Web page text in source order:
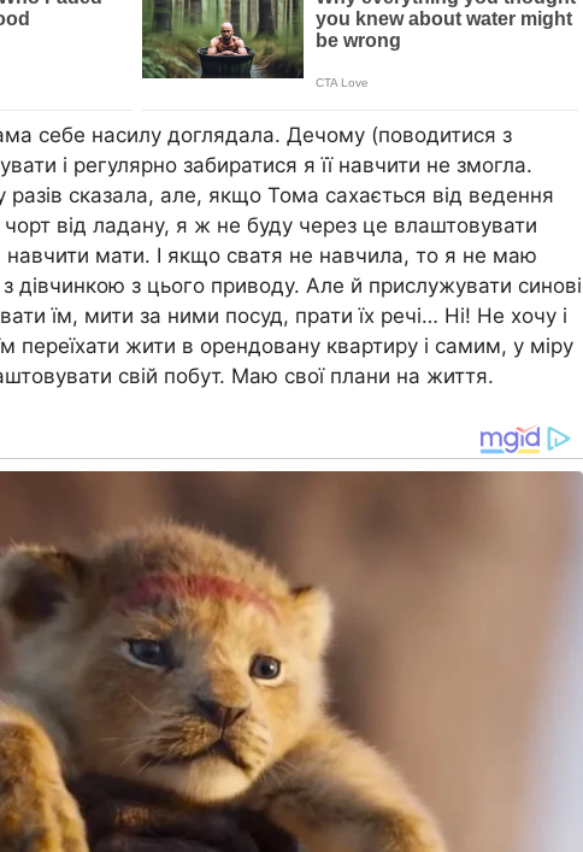
себе насилу доглядала. Дечому (поводитися з
і регулярно забиратися я її навчити не змогла.
сказала, але, якщо Тома сахається від ведення
від ладану, я ж не буду через це влаштовувати
навчити мати. І якщо сватя не навчила, то я не маю
дівчинкою з цього приводу. Але й прислужувати синові
їм, мити за ними посуд, прати їх речі… Ні! Не хочу і
переїхати жити в орендовану квартиру і самим, у міру
свій побут. Маю свої плани на життя.